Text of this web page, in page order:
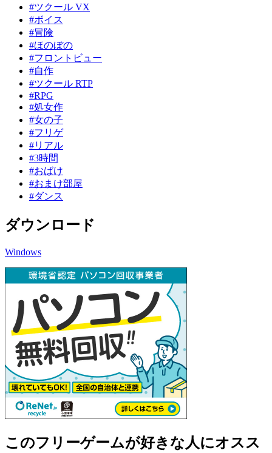
#ツクール VX
#ボイス
#冒険
#ほのぼの
#フロントビュー
#自作
#ツクール RTP
#RPG
#処女作
#女の子
#フリゲ
#リアル
#3時間
#おばけ
#おまけ部屋
#ダンス
ダウンロード
Windows
このフリーゲームが好きな人にオスス